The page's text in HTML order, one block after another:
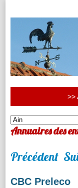
>>
Annuaires des
Précédent
CBC Preleco